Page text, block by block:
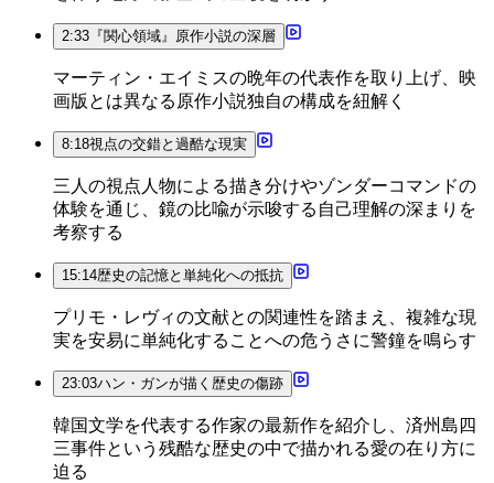
2:33 『関心領域』原作小説の深層
マーティン・エイミスの晩年の代表作を取り上げ、映
画版とは異なる原作小説独自の構成を紐解く
8:18視点の交錯と過酷な現実
三人の視点人物による描き分けやゾンダーコマンドの
体験を通じ、鏡の比喩が示唆する自己理解の深まりを
考察する
15:14歴史の記憶と単純化への抵抗
プリモ・レヴィの文献との関連性を踏まえ、複雑な現
実を安易に単純化することへの危うさに警鐘を鳴らす
23:03ハン・ガンが描く歴史の傷跡
韓国文学を代表する作家の最新作を紹介し、済州島四
三事件という残酷な歴史の中で描かれる愛の在り方に
迫る